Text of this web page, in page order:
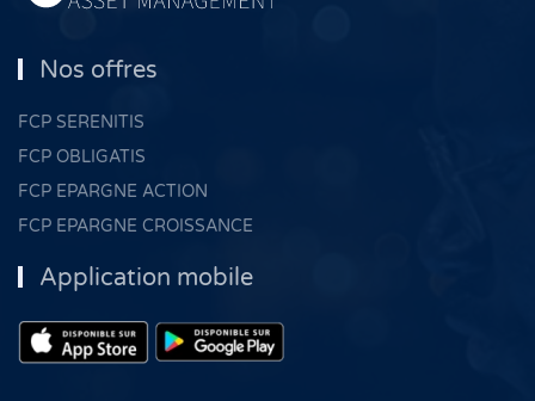
Nos offres
FCP SERENITIS
FCP OBLIGATIS
FCP EPARGNE ACTION
FCP EPARGNE CROISSANCE
Application mobile